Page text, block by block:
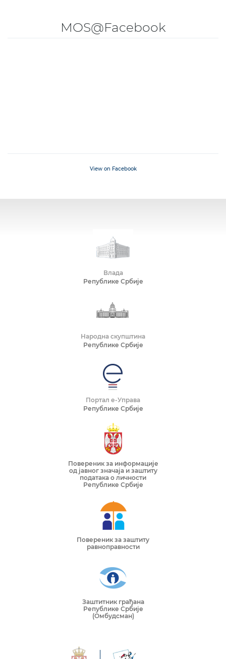
MOS@Facebook
View on Facebook
Влада
Републике Србије
Народна скупштина
Републике Србије
Портал е-Управа
Републике Србије
Повереник за информације
од јавног значаја и заштиту
података о личности
Републике Србије
Повереник за заштиту
равноправности
Заштитник грађана
Републике Србије
(Омбудсман)